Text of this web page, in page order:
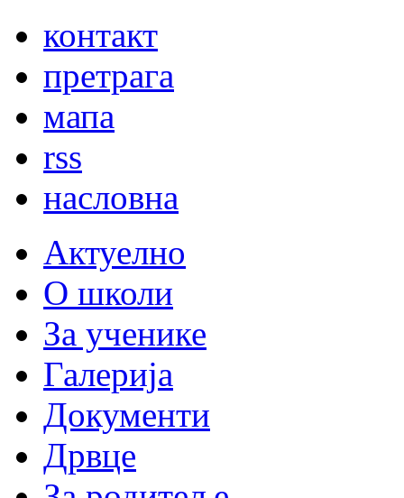
контакт
претрага
мапа
rss
насловна
Актуелно
О школи
За ученике
Галерија
Документи
Дрвце